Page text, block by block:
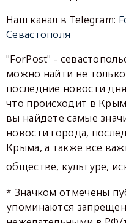
Наш канал в Telegram:
Севастополя
"ForPost" -
можно найти не
последние новости
что происходит в
вы найдете самые
новости города,
Крыма, а также все
обществе, культуре,
* Значком отмечены
упоминаются